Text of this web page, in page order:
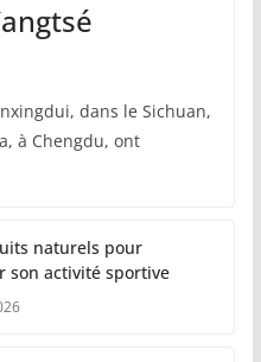
dans le Sichuan,
à Chengdu, ont
naturels pour
son activité sportive